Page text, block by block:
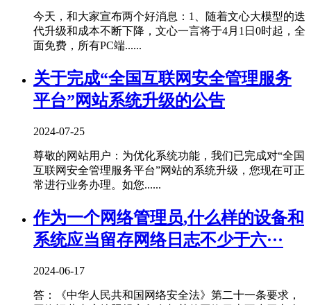
今天，和大家宣布两个好消息：1、随着文心大模型的迭
代升级和成本不断下降，文心一言将于4月1日0时起，全
面免费，所有PC端......
关于完成“全国互联网安全管理服务
平台”网站系统升级的公告
2024-07-25
尊敬的网站用户：为优化系统功能，我们已完成对“全国
互联网安全管理服务平台”网站的系统升级，您现在可正
常进行业务办理。如您......
作为一个网络管理员,什么样的设备和
系统应当留存网络日志不少于六···
2024-06-17
答：《中华人民共和国网络安全法》第二十一条要求，